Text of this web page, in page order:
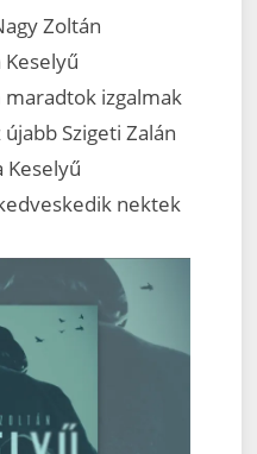
Zoltán
izgalmak
Szigeti Zalán
Keselyű
nektek